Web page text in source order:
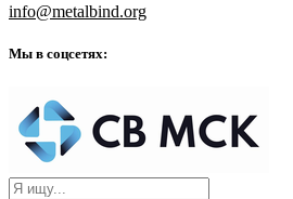
info@metalbind.org
Мы в соцсетях: